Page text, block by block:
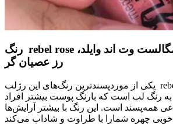
رنگ rebel rose رژ لب مات مایع مگالست وت اند وایلد،
رز عصیان گر
یکی از موردپسندترین رنگ‌های این رژلب rebel rose است چراکه
رنگ لب است که بارنگ پوست بیشتر افراد
همه‌پسند است. این رنگ با بیشتر آرایش‌ها